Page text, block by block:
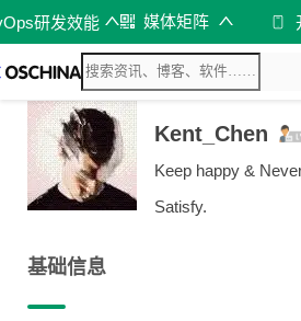
研发效能 媒体矩阵
Kent_Chen
Keep happy &
Satisfy.
基础信息